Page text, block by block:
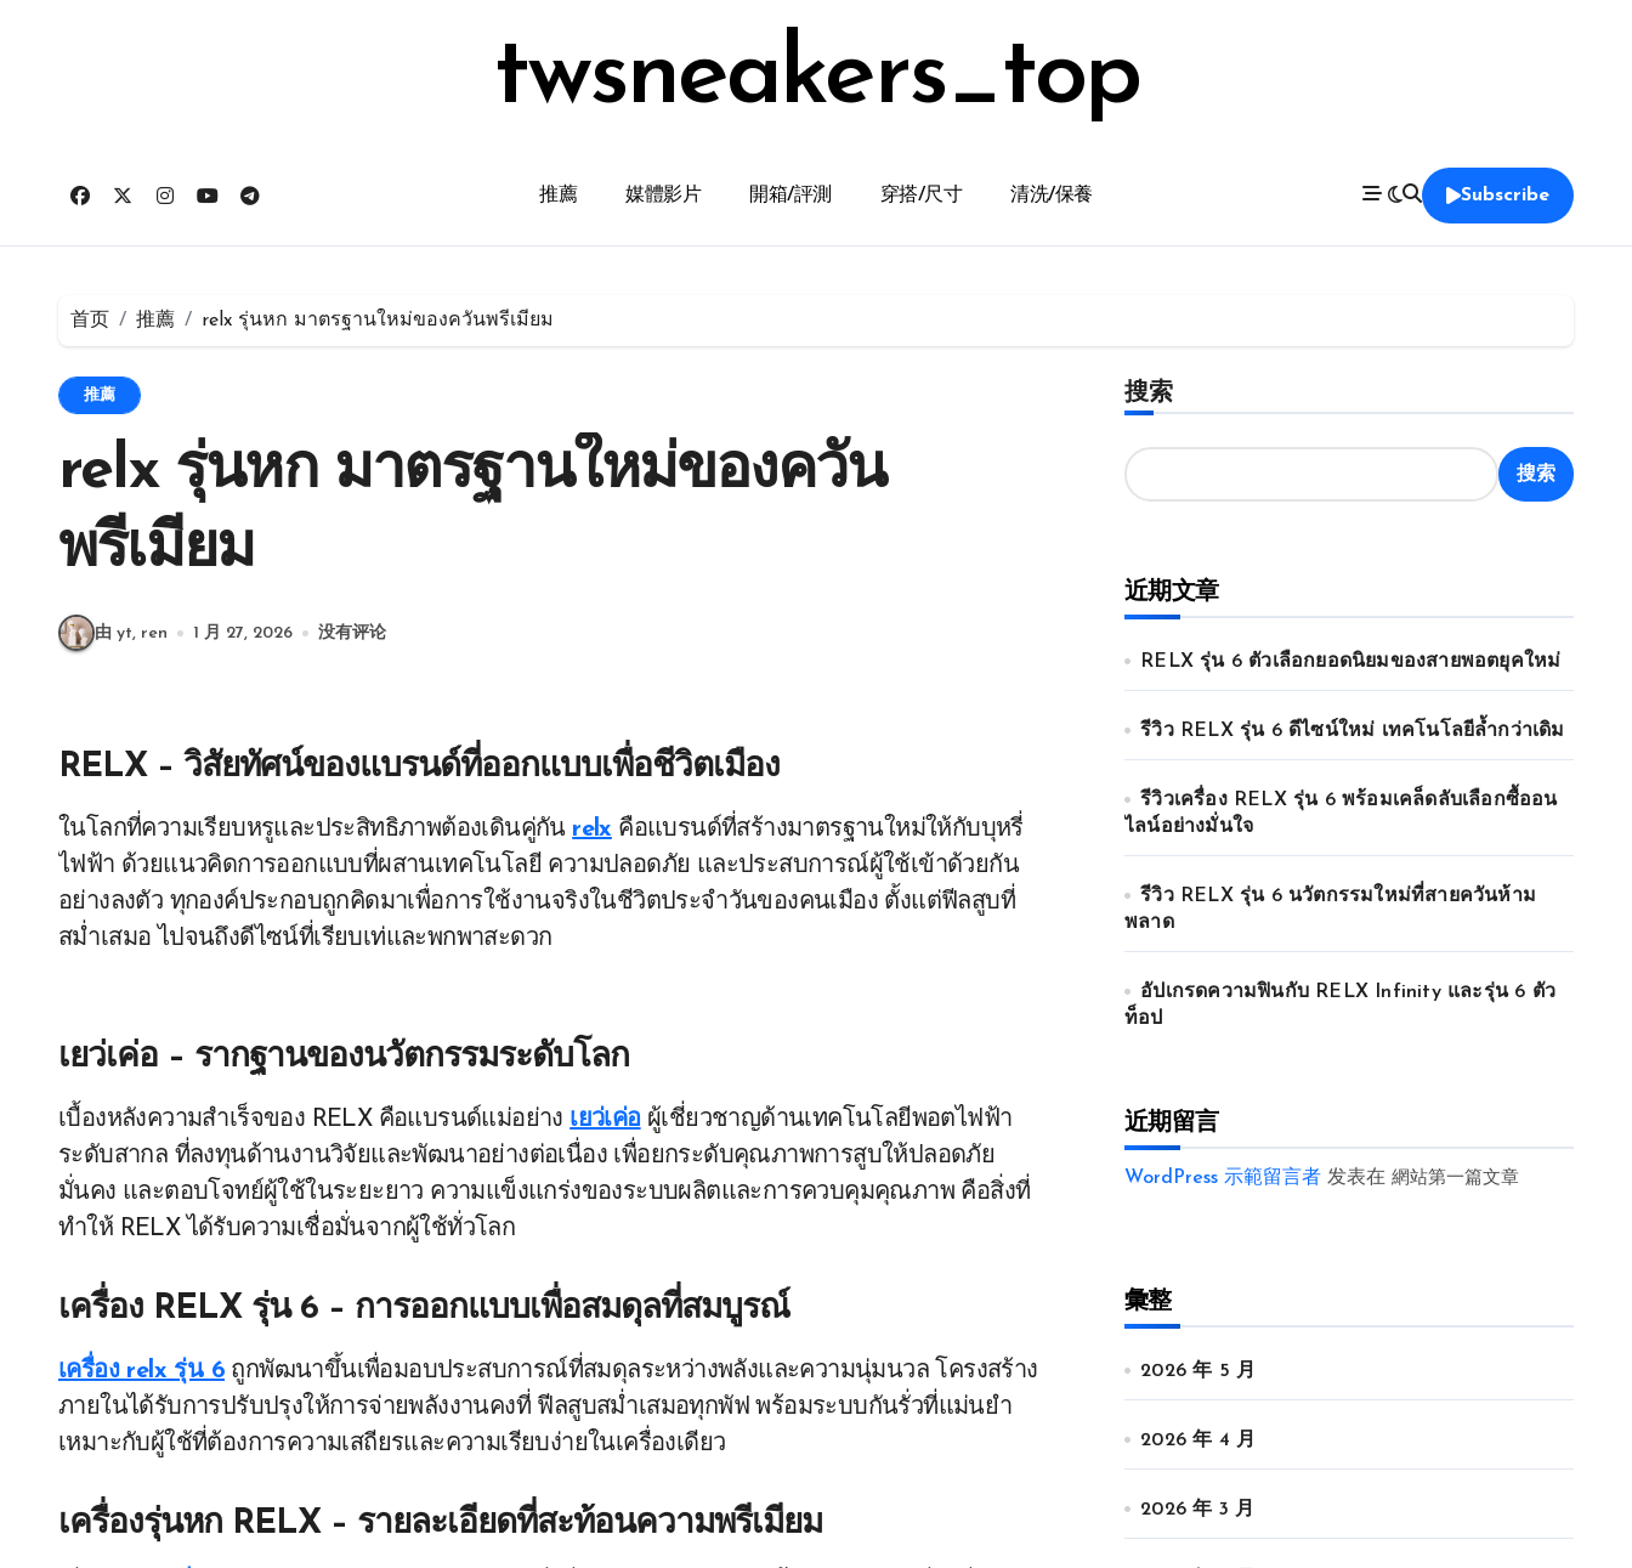
twsneakers_top
推薦 媒體影片 開箱/評測 穿搭/尺寸 清洗/保養 Subscribe
首页 推薦 relx รุ่นหก มาตรฐานใหม่ของควันพรีเมียม
推薦
relx รุ่นหก มาตรฐานใหม่ของควัน
พรีเมียม
由 yt, ren 1 月 27, 2026 没有评论
RELX – วิสัยทัศน์ของแบรนด์ที่ออกแบบเพื่อชีวิตเมือง
ในโลกที่ความเรียบหรูและประสิทธิภาพต้องเดินคู่กัน relx คือแบรนด์ที่สร้างมาตรฐานใหม่ให้กับบุหรี่
ไฟฟ้า ด้วยแนวคิดการออกแบบที่ผสานเทคโนโลยี ความปลอดภัย และประสบการณ์ผู้ใช้เข้าด้วยกัน
อย่างลงตัว ทุกองค์ประกอบถูกคิดมาเพื่อการใช้งานจริงในชีวิตประจำวันของคนเมือง ตั้งแต่ฟีลสูบที่
สม่ำเสมอ ไปจนถึงดีไซน์ที่เรียบเท่และพกพาสะดวก
เยว่เค่อ – รากฐานของนวัตกรรมระดับโลก
เบื้องหลังความสำเร็จของ RELX คือแบรนด์แม่อย่าง เยว่เค่อ ผู้เชี่ยวชาญด้านเทคโนโลยีพอตไฟฟ้า
ระดับสากล ที่ลงทุนด้านงานวิจัยและพัฒนาอย่างต่อเนื่อง เพื่อยกระดับคุณภาพการสูบให้ปลอดภัย
มั่นคง และตอบโจทย์ผู้ใช้ในระยะยาว ความแข็งแกร่งของระบบผลิตและการควบคุมคุณภาพ คือสิ่งที่
ทำให้ RELX ได้รับความเชื่อมั่นจากผู้ใช้ทั่วโลก
เครื่อง RELX รุ่น 6 – การออกแบบเพื่อสมดุลที่สมบูรณ์
เครื่อง relx รุ่น 6 ถูกพัฒนาขึ้นเพื่อมอบประสบการณ์ที่สมดุลระหว่างพลังและความนุ่มนวล โครงสร้าง
ภายในได้รับการปรับปรุงให้การจ่ายพลังงานคงที่ ฟีลสูบสม่ำเสมอทุกพัฟ พร้อมระบบกันรั่วที่แม่นยำ
เหมาะกับผู้ใช้ที่ต้องการความเสถียรและความเรียบง่ายในเครื่องเดียว
เครื่องรุ่นหก RELX – รายละเอียดที่สะท้อนความพรีเมียม
搜索
搜索
近期文章
RELX รุ่น 6 ตัวเลือกยอดนิยมของสายพอตยุคใหม่
รีวิว RELX รุ่น 6 ดีไซน์ใหม่ เทคโนโลยีล้ำกว่าเดิม
รีวิวเครื่อง RELX รุ่น 6 พร้อมเคล็ดลับเลือกซื้ออน
ไลน์อย่างมั่นใจ
รีวิว RELX รุ่น 6 นวัตกรรมใหม่ที่สายควันห้าม
พลาด
อัปเกรดความฟินกับ RELX Infinity และรุ่น 6 ตัว
ท็อป
近期留言
WordPress 示範留言者 发表在 網站第一篇文章
彙整
2026 年 5 月
2026 年 4 月
2026 年 3 月